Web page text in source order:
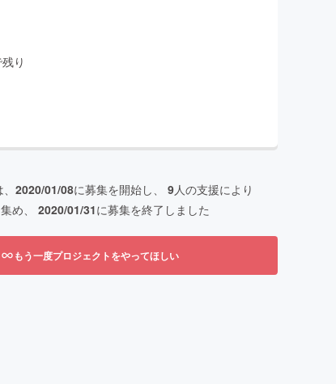
り
2020/01/08に募集を開始し、 9人の支援により
め、 2020/01/31に募集を終了しました
もう一度プロジェクトをやってほしい